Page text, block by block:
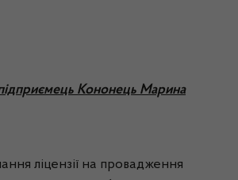
Кононець Марина
ліцензії на провадження